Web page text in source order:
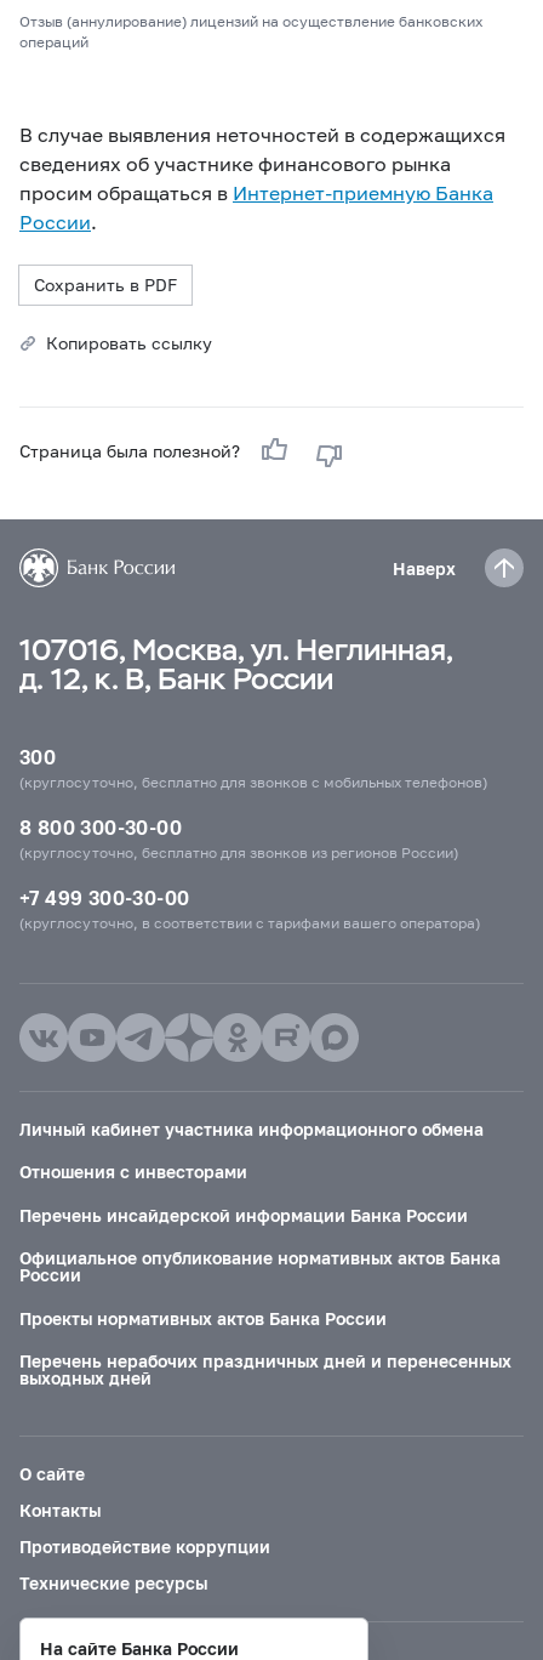
Отзыв (аннулирование) лицензий на осуществление банковских
операций
В случае выявления неточностей в содержащихся
сведениях об участнике финансового рынка
просим обращаться в Интернет-приемную Банка
России.
Сохранить в PDF
Копировать ссылку
Страница была полезной?
Наверх
107016, Москва, ул. Неглинная,
д. 12, к. В, Банк России
300
(круглосуточно, бесплатно для звонков с мобильных телефонов)
8 800 300-30-00
(круглосуточно, бесплатно для звонков из регионов России)
+7 499 300-30-00
(круглосуточно, в соответствии с тарифами вашего оператора)
Личный кабинет участника информационного обмена
Отношения с инвесторами
Перечень инсайдерской информации Банка России
Официальное опубликование нормативных актов Банка
России
Проекты нормативных актов Банка России
Перечень нерабочих праздничных дней и перенесенных
выходных дней
О сайте
Контакты
Противодействие коррупции
Технические ресурсы
На сайте Банка России